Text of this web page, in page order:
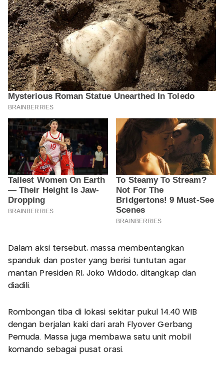
Dalam aksi tersebut, massa membentangkan
spanduk dan poster yang berisi tuntutan agar
mantan Presiden RI, Joko Widodo, ditangkap dan
diadili.
Rombongan tiba di lokasi sekitar pukul 14.40 WIB
dengan berjalan kaki dari arah Flyover Gerbang
Pemuda. Massa juga membawa satu unit mobil
komando sebagai pusat orasi.